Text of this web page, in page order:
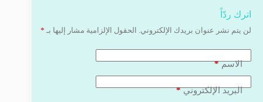
اترك ردّاً
لن يتم نشر عنوان بريدك الإلكتروني. الحقول الإلزامية مشار إليها بـ *
الاسم*
البريد الإلكتروني*